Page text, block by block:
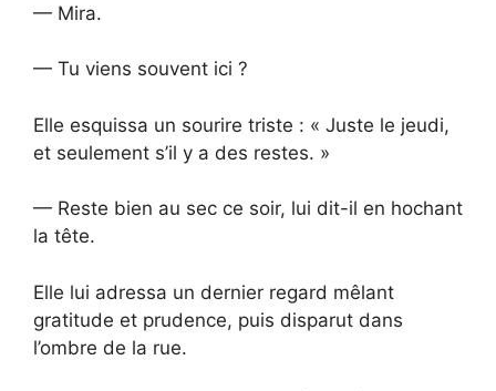
— Mira.
— Tu viens souvent ici ?
Elle esquissa un sourire triste : « Juste le jeudi,
et seulement s’il y a des restes. »
— Reste bien au sec ce soir, lui dit-il en hochant
la tête.
Elle lui adressa un dernier regard mêlant
gratitude et prudence, puis disparut dans
l’ombre de la rue.